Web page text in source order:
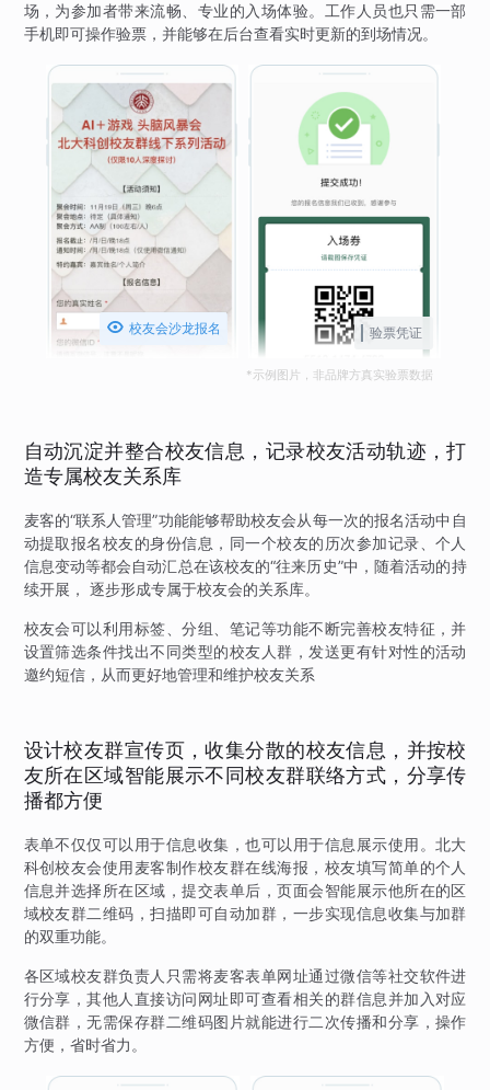
场，为参加者带来流畅、专业的入场体验。工作人员也只需一部
手机即可操作验票，并能够在后台查看实时更新的到场情况。
 校友会沙龙报名 验票凭证
*示例图片，非品牌方真实验票数据
自动沉淀并整合校友信息，记录校友活动轨迹，打
造专属校友关系库
麦客的“联系人管理”功能能够帮助校友会从每一次的报名活动中自
动提取报名校友的身份信息，同一个校友的历次参加记录、个人
信息变动等都会自动汇总在该校友的“往来历史”中，随着活动的持
续开展， 逐步形成专属于校友会的关系库。
校友会可以利用标签、分组、笔记等功能不断完善校友特征，并
设置筛选条件找出不同类型的校友人群，发送更有针对性的活动
邀约短信，从而更好地管理和维护校友关系
设计校友群宣传页，收集分散的校友信息，并按校
友所在区域智能展示不同校友群联络方式，分享传
播都方便
表单不仅仅可以用于信息收集，也可以用于信息展示使用。北大
科创校友会使用麦客制作校友群在线海报，校友填写简单的个人
信息并选择所在区域，提交表单后，页面会智能展示他所在的区
域校友群二维码，扫描即可自动加群，一步实现信息收集与加群
的双重功能。
各区域校友群负责人只需将麦客表单网址通过微信等社交软件进
行分享，其他人直接访问网址即可查看相关的群信息并加入对应
微信群，无需保存群二维码图片就能进行二次传播和分享，操作
方便，省时省力。